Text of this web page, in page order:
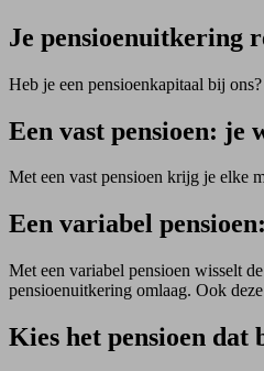
Je pensioenuitkering
Heb je een pensioenkapitaal bij
Een vast pensioen: je
Met een vast pensioen krijg je elke
Een variabel
Met een variabel pensioen wisselt
pensioenuitkering omlaag. Ook
Kies het pensioen dat